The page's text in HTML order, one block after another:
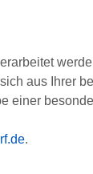
aus Ihrer
einer
.